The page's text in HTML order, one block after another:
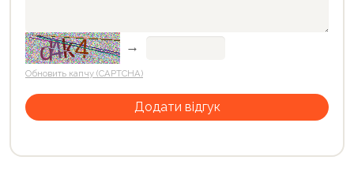
→
Обновить капчу (CAPTCHA)